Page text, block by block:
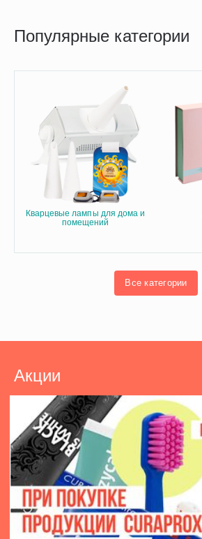
Популярные категории
Кварцевые лампы для дома и
помещений
Все категории
Акции